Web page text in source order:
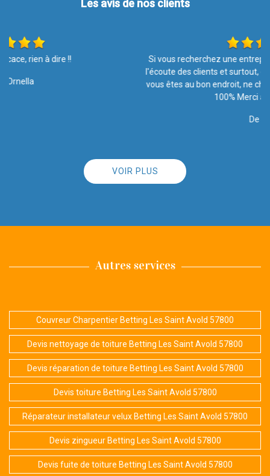
Les avis de nos clients
Si vous recherchez une entreprise sérieuse, efficace, propre, à
l'écoute des clients et surtout, qui est humainement accessible :
vous êtes au bon endroit, ne cherchez pas plus loin. Satisfaite à
VOIR PLUS
Autres services
Couvreur Charpentier Betting Les Saint Avold 57800
Devis nettoyage de toiture Betting Les Saint Avold 57800
Devis réparation de toiture Betting Les Saint Avold 57800
Devis toiture Betting Les Saint Avold 57800
Réparateur installateur velux Betting Les Saint Avold 57800
Devis zingueur Betting Les Saint Avold 57800
Devis fuite de toiture Betting Les Saint Avold 57800